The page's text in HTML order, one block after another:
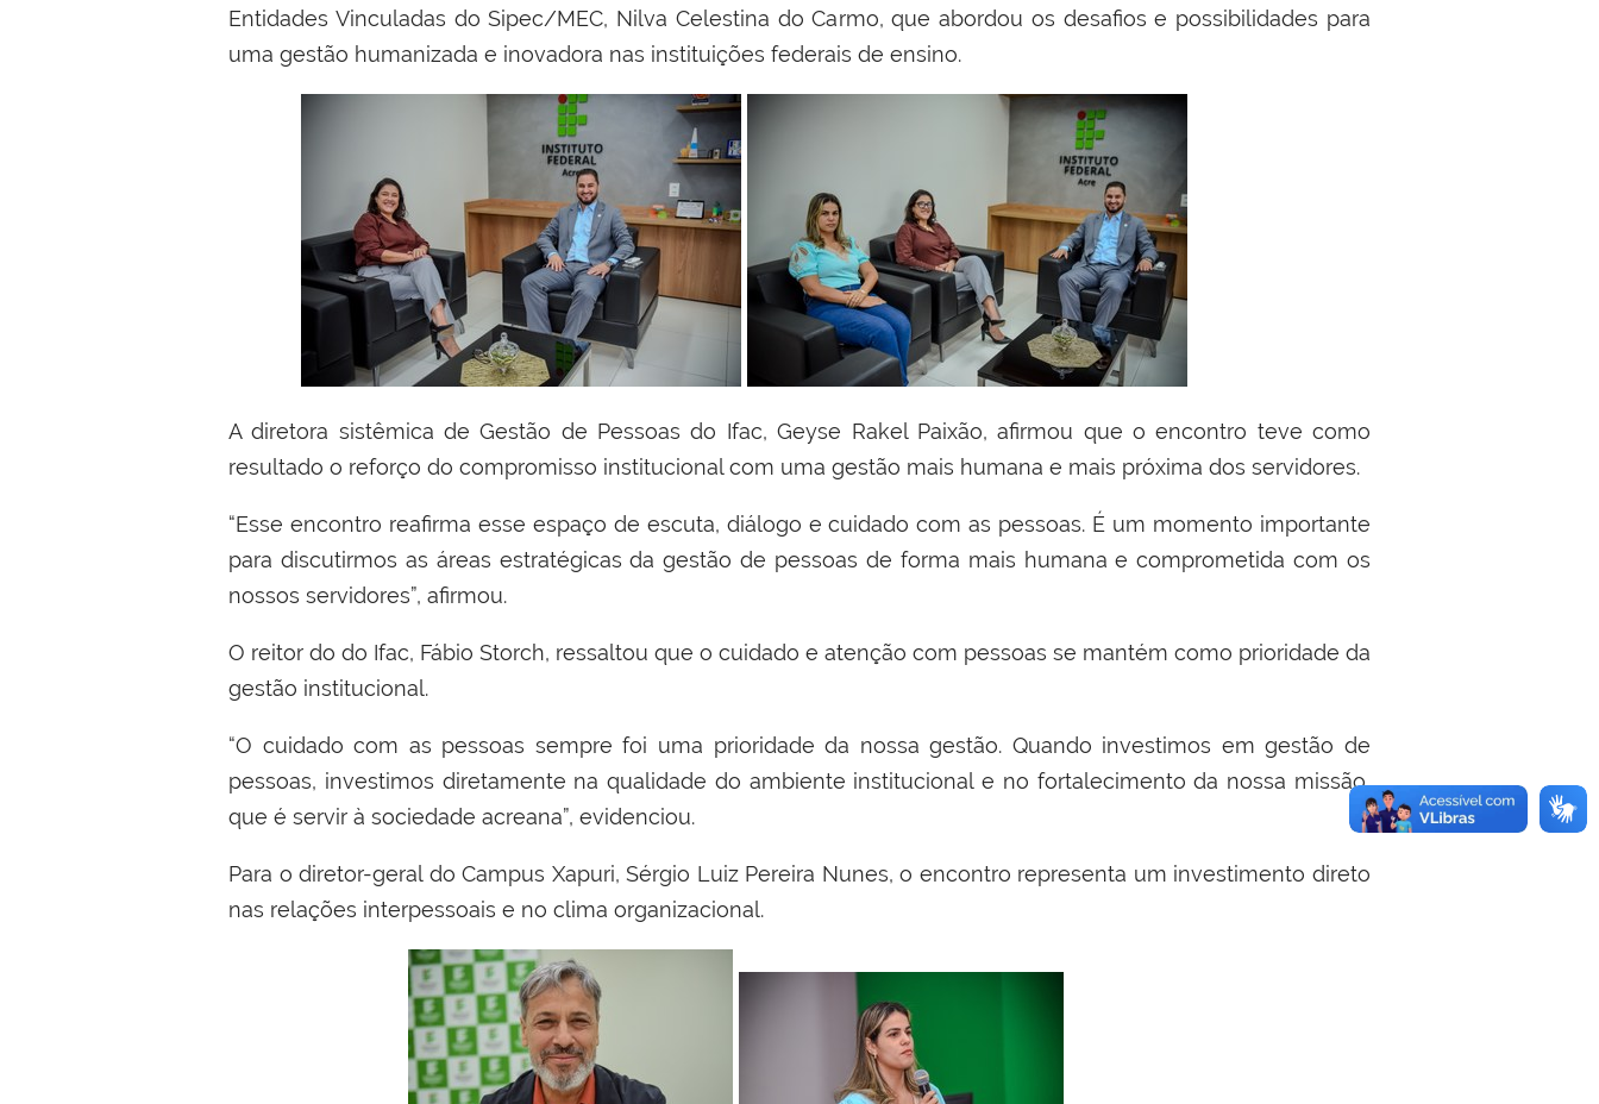
Entidades Vinculadas do Sipec/MEC, Nilva Celestina do Carmo, que abordou os desafios e possibilidades para
uma gestão humanizada e inovadora nas instituições federais de ensino.
A diretora sistêmica de Gestão de Pessoas do Ifac, Geyse Rakel Paixão, afirmou que o encontro teve como
resultado o reforço do compromisso institucional com uma gestão mais humana e mais próxima dos servidores.
“Esse encontro reafirma esse espaço de escuta, diálogo e cuidado com as pessoas. É um momento importante
para discutirmos as áreas estratégicas da gestão de pessoas de forma mais humana e comprometida com os
nossos servidores”, afirmou.
O reitor do do Ifac, Fábio Storch, ressaltou que o cuidado e atenção com pessoas se mantém como prioridade da
gestão institucional.
“O cuidado com as pessoas sempre foi uma prioridade da nossa gestão. Quando investimos em gestão de
pessoas, investimos diretamente na qualidade do ambiente institucional e no fortalecimento da nossa missão,
que é servir à sociedade acreana”, evidenciou.
Para o diretor-geral do Campus Xapuri, Sérgio Luiz Pereira Nunes, o encontro representa um investimento direto
nas relações interpessoais e no clima organizacional.